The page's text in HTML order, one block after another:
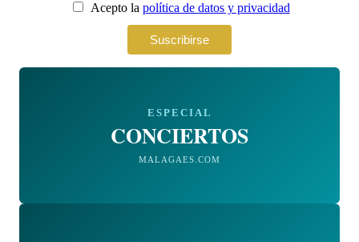
Acepto la política de datos y privacidad
ESPECIAL
CONCIERTOS
MALAGAES.COM